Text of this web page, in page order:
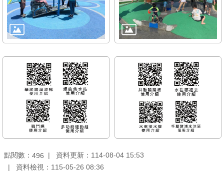
TAIPEI
PASS
臺
北
料
開
點閱數： 496
資料更新：114-08-04 15:53
資料檢視：115-05-26 08:36